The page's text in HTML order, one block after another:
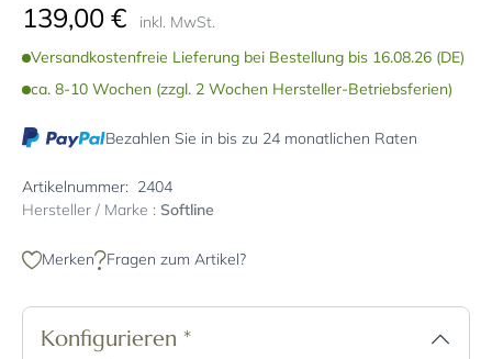
139,00 €
inkl. MwSt.
Versandkostenfreie Lieferung bei Bestellung bis 16.08.26 (DE)
ca. 8-10 Wochen (zzgl. 2 Wochen Hersteller-Betriebsferien)
Bezahlen Sie in bis zu 24 monatlichen Raten
Artikelnummer: 2404
Hersteller / Marke : Softline
Merken Fragen zum Artikel?
Konfigurieren *